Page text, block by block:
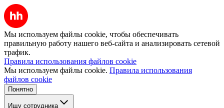
Мы используем файлы cookie, чтобы обеспечивать
правильную работу нашего веб-сайта и анализировать сетевой
трафик.
Правила использования файлов cookie
Мы используем файлы cookie. Правила использования
файлов cookie
Понятно
Ищу сотрудника